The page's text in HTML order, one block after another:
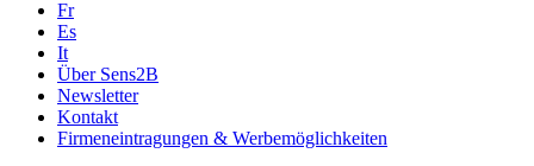
Fr
Es
It
Über Sens2B
Newsletter
Kontakt
Firmeneintragungen & Werbemöglichkeiten